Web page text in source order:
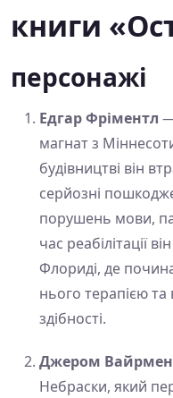
книги
персонажі
Едгар Фріментл
магнат з
будівництві він
серйозні
порушень мови,
час реабілітації
Флориді, де
нього терапією та
здібності.
Джером Вайрмен
Небраски, який